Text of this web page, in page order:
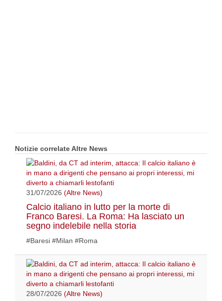
Notizie correlate Altre News
31/07/2026 (Altre News)
Calcio italiano in lutto per la morte di
Franco Baresi. La Roma: Ha lasciato un
segno indelebile nella storia
#Baresi #Milan #Roma
28/07/2026 (Altre News)